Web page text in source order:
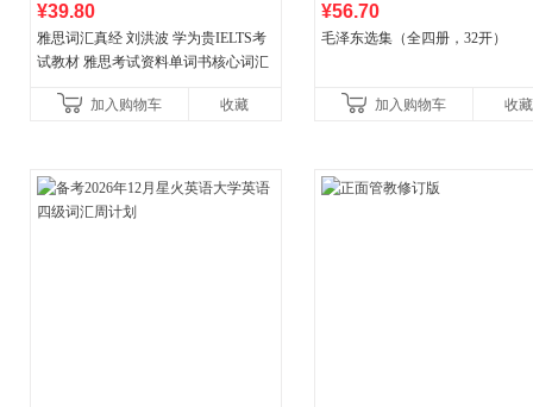
¥39.80
雅思词汇真经 刘洪波 学为贵IELTS考
试教材 雅思考试资料单词书核心词汇
加入购物车
收藏
¥56.70
毛泽东选集（全四册，32开）
加入购物车 收藏